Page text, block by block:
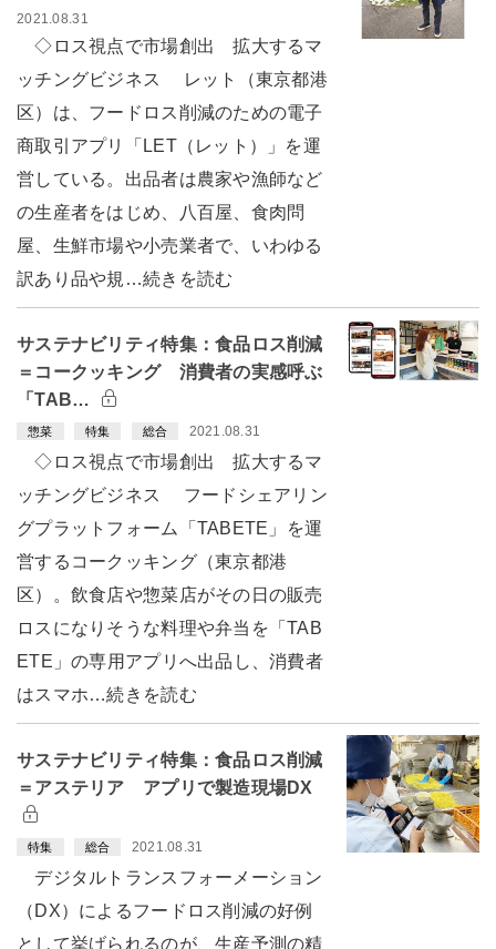
2021.08.31
◇ロス視点で市場創出 拡大するマ
ッチングビジネス レット（東京都港
区）は、フードロス削減のための電子
商取引アプリ「LET（レット）」を運
営している。出品者は農家や漁師など
の生産者をはじめ、八百屋、食肉問
屋、生鮮市場や小売業者で、いわゆる
訳あり品や規…続きを読む
サステナビリティ特集：食品ロス削減
＝コークッキング 消費者の実感呼ぶ
「TAB…
惣菜 特集 総合 2021.08.31
◇ロス視点で市場創出 拡大するマ
ッチングビジネス フードシェアリン
グプラットフォーム「TABETE」を運
営するコークッキング（東京都港
区）。飲食店や惣菜店がその日の販売
ロスになりそうな料理や弁当を「TAB
ETE」の専用アプリへ出品し、消費者
はスマホ…続きを読む
サステナビリティ特集：食品ロス削減
＝アステリア アプリで製造現場DX
特集 総合 2021.08.31
デジタルトランスフォーメーション
（DX）によるフードロス削減の好例
として挙げられるのが、生産予測の精